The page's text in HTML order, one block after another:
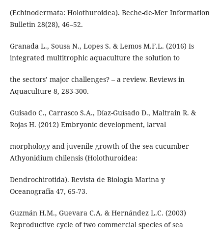
(Echinodermata: Holothuroidea). Beche-de-Mer Information
Bulletin 28(28), 46–52.
Granada L., Sousa N., Lopes S. & Lemos M.F.L. (2016) Is
integrated multitrophic aquaculture the solution to
the sectors’ major challenges? – a review. Reviews in
Aquaculture 8, 283-300.
Guisado C., Carrasco S.A., Díaz-Guisado D., Maltrain R. &
Rojas H. (2012) Embryonic development, larval
morphology and juvenile growth of the sea cucumber
Athyonidium chilensis (Holothuroidea:
Dendrochirotida). Revista de Biología Marina y
Oceanografía 47, 65-73.
Guzmán H.M., Guevara C.A. & Hernández L.C. (2003)
Reproductive cycle of two commercial species of sea